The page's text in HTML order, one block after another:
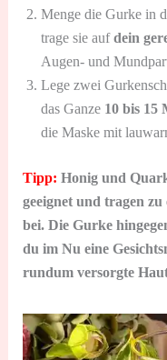
Menge die Gurke in
trage sie aufdein
Augen- und
Lege zwei
das Ganze 10 bis 15
die Maske mit
Tipp: Honig und
geeignet und tragen
bei. Die Gurke
du im Nu eine
rundum versorgte